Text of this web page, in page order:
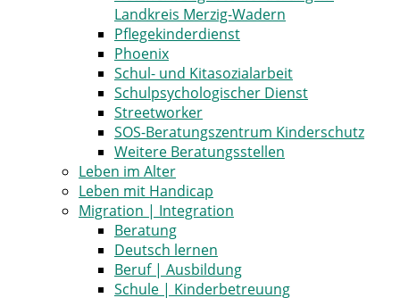
Landkreis Merzig-Wadern
Pflegekinderdienst
Phoenix
Schul- und Kitasozialarbeit
Schulpsychologischer Dienst
Streetworker
SOS-Beratungszentrum Kinderschutz
Weitere Beratungsstellen
Leben im Alter
Leben mit Handicap
Migration | Integration
Beratung
Deutsch lernen
Beruf | Ausbildung
Schule | Kinderbetreuung